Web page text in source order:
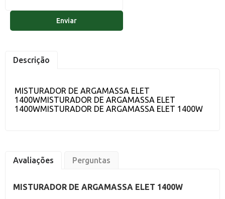
Enviar
Descrição
MISTURADOR DE ARGAMASSA ELET
1400WMISTURADOR DE ARGAMASSA ELET
1400WMISTURADOR DE ARGAMASSA ELET 1400W
Avaliações Perguntas
MISTURADOR DE ARGAMASSA ELET 1400W